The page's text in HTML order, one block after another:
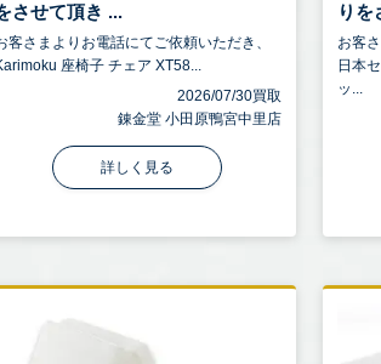
させて頂き ...
客さまよりお電話にてご依頼いただき、
座椅子 チェア XT58...
2026/07/30買取
錬金堂 小田原鴨宮中里店
詳しく見る
りを
お客
日本
ッ...